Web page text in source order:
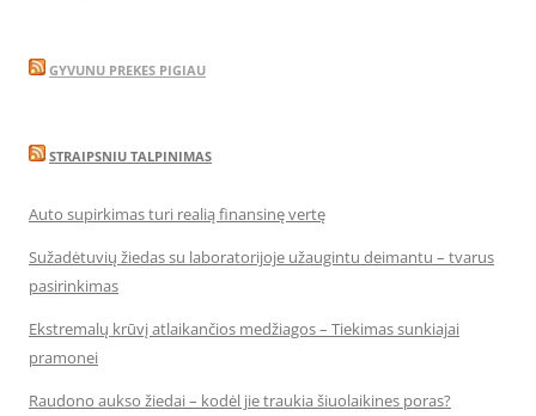
GYVUNU PREKES PIGIAU
STRAIPSNIU TALPINIMAS
Auto supirkimas turi realią finansinę vertę
Sužadėtuvių žiedas su laboratorijoje užaugintu deimantu – tvarus
pasirinkimas
Ekstremalų krūvį atlaikančios medžiagos – Tiekimas sunkiajai
pramonei
Raudono aukso žiedai – kodėl jie traukia šiuolaikines poras?